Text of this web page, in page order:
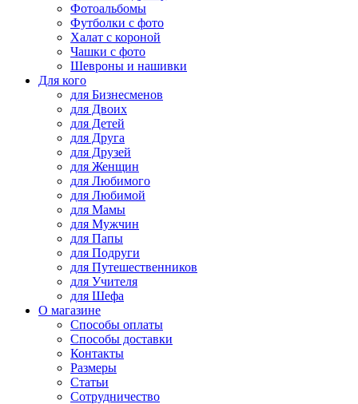
Фотоальбомы
Футболки с фото
Халат с короной
Чашки с фото
Шевроны и нашивки
Для кого
для Бизнесменов
для Двоих
для Детей
для Друга
для Друзей
для Женщин
для Любимого
для Любимой
для Мамы
для Мужчин
для Папы
для Подруги
для Путешественников
для Учителя
для Шефа
О магазине
Способы оплаты
Способы доставки
Контакты
Размеры
Статьи
Сотрудничество